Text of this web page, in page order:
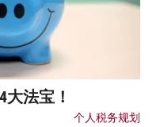
大法宝！
个人税务规划